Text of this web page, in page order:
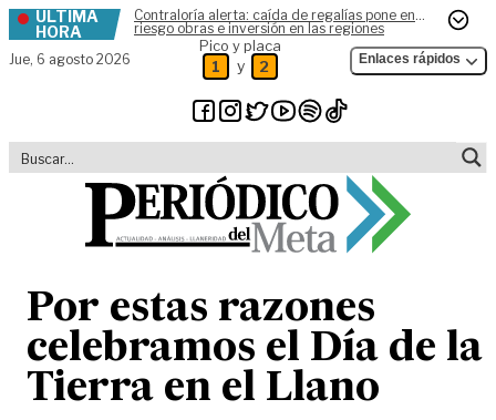
Skip to content
ÚLTIMA
HORA
Contraloría alerta: caída de regalías pone en
riesgo obras e inversión en las regiones
Jue, 6 agosto 2026
Pico y placa
1 y 2 Enlaces rápidos
Por estas razones
celebramos el Día de la
Tierra en el Llano